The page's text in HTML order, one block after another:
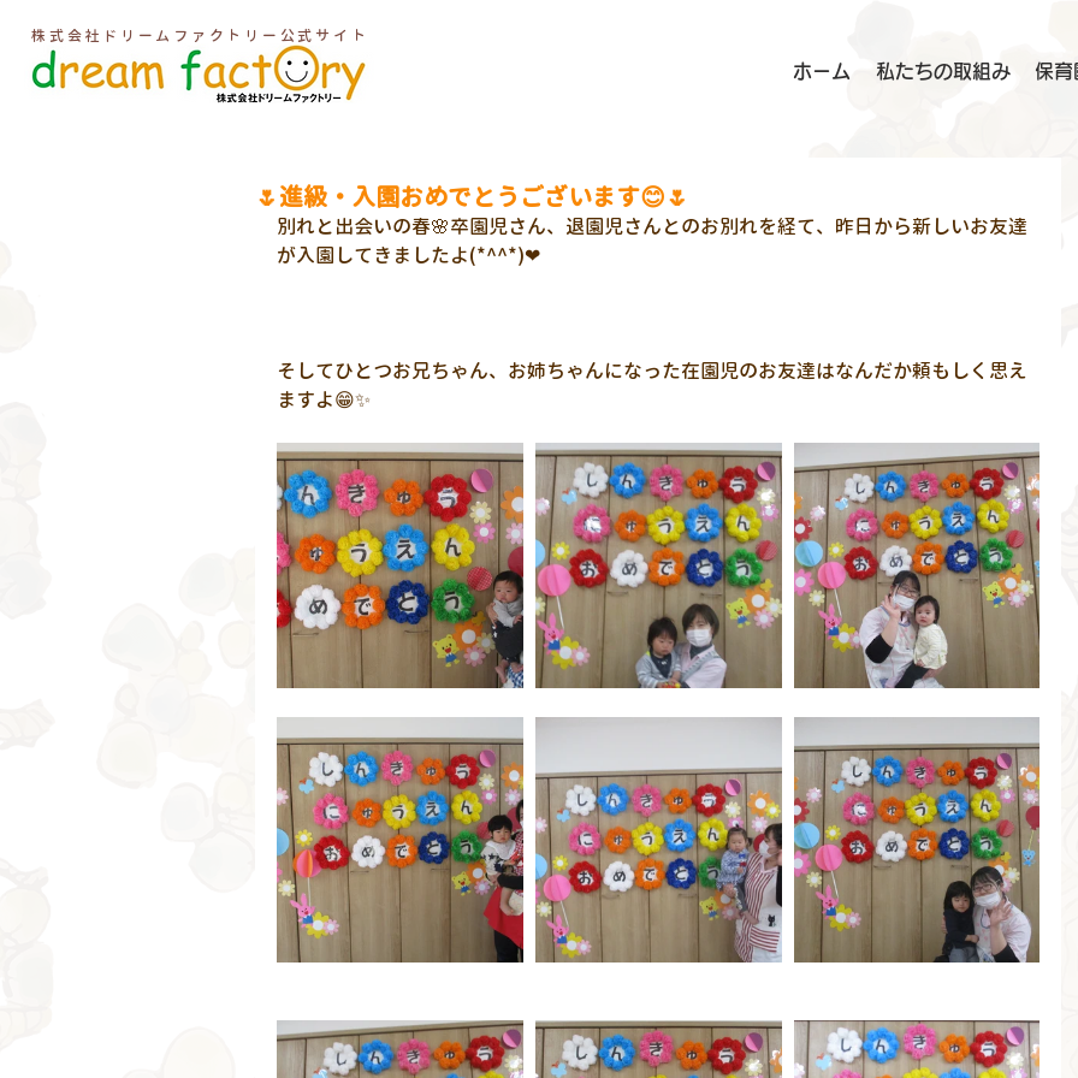
株式会社ドリームファクトリー公式サイト
ホーム 私たちの取組み 保育
🌷進級・入園おめでとうございます😊🌷
別れと出会いの春🌸卒園児さん、退園児さんとのお別れを経て、昨日から新しいお友達
が入園してきましたよ(*^^*)❤
そしてひとつお兄ちゃん、お姉ちゃんになった在園児のお友達はなんだか頼もしく思え
ますよ😁✨